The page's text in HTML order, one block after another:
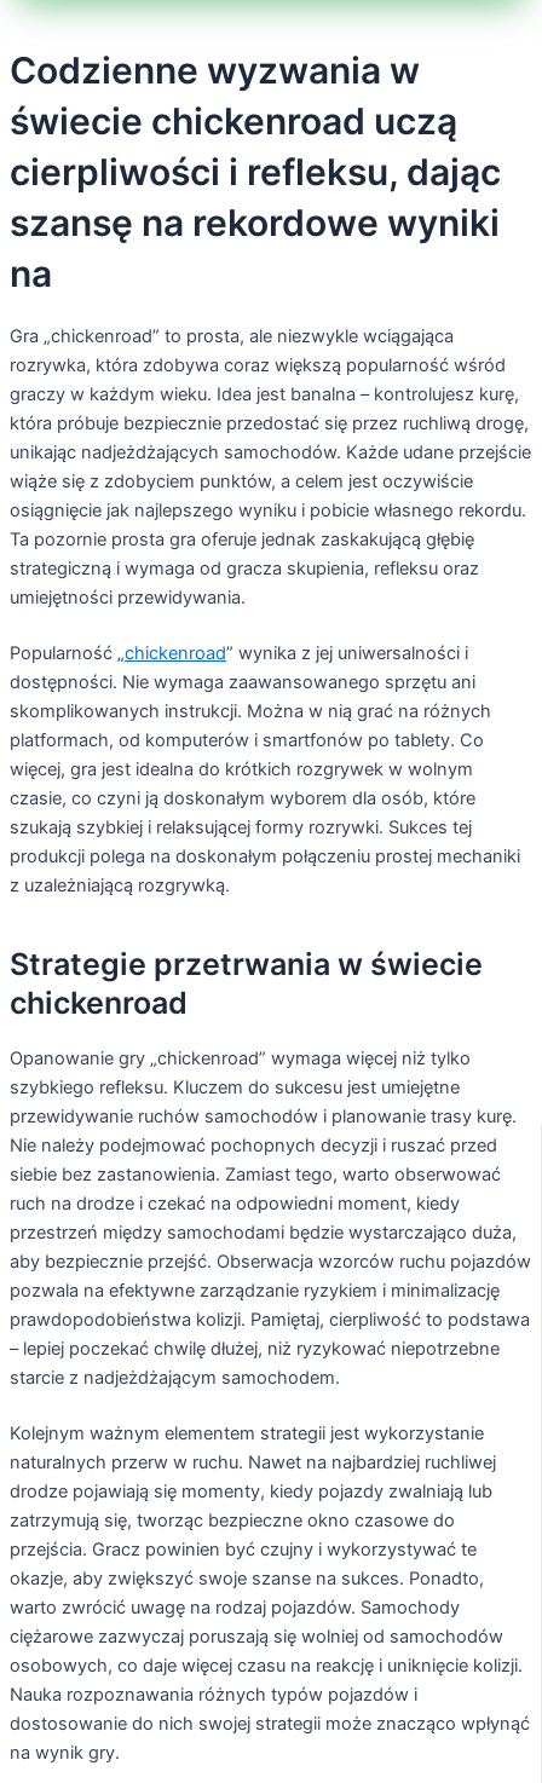
Codzienne wyzwania w
świecie chickenroad uczą
cierpliwości i refleksu, dając
szansę na rekordowe wyniki
na
Gra „chickenroad” to prosta, ale niezwykle wciągająca
rozrywka, która zdobywa coraz większą popularność wśród
graczy w każdym wieku. Idea jest banalna – kontrolujesz kurę,
która próbuje bezpiecznie przedostać się przez ruchliwą drogę,
unikając nadjeżdżających samochodów. Każde udane przejście
wiąże się z zdobyciem punktów, a celem jest oczywiście
osiągnięcie jak najlepszego wyniku i pobicie własnego rekordu.
Ta pozornie prosta gra oferuje jednak zaskakującą głębię
strategiczną i wymaga od gracza skupienia, refleksu oraz
umiejętności przewidywania.
Popularność „chickenroad” wynika z jej uniwersalności i
dostępności. Nie wymaga zaawansowanego sprzętu ani
skomplikowanych instrukcji. Można w nią grać na różnych
platformach, od komputerów i smartfonów po tablety. Co
więcej, gra jest idealna do krótkich rozgrywek w wolnym
czasie, co czyni ją doskonałym wyborem dla osób, które
szukają szybkiej i relaksującej formy rozrywki. Sukces tej
produkcji polega na doskonałym połączeniu prostej mechaniki
z uzależniającą rozgrywką.
Strategie przetrwania w świecie
chickenroad
Opanowanie gry „chickenroad” wymaga więcej niż tylko
szybkiego refleksu. Kluczem do sukcesu jest umiejętne
przewidywanie ruchów samochodów i planowanie trasy kurę.
Nie należy podejmować pochopnych decyzji i ruszać przed
siebie bez zastanowienia. Zamiast tego, warto obserwować
ruch na drodze i czekać na odpowiedni moment, kiedy
przestrzeń między samochodami będzie wystarczająco duża,
aby bezpiecznie przejść. Obserwacja wzorców ruchu pojazdów
pozwala na efektywne zarządzanie ryzykiem i minimalizację
prawdopodobieństwa kolizji. Pamiętaj, cierpliwość to podstawa
– lepiej poczekać chwilę dłużej, niż ryzykować niepotrzebne
starcie z nadjeżdżającym samochodem.
Kolejnym ważnym elementem strategii jest wykorzystanie
naturalnych przerw w ruchu. Nawet na najbardziej ruchliwej
drodze pojawiają się momenty, kiedy pojazdy zwalniają lub
zatrzymują się, tworząc bezpieczne okno czasowe do
przejścia. Gracz powinien być czujny i wykorzystywać te
okazje, aby zwiększyć swoje szanse na sukces. Ponadto,
warto zwrócić uwagę na rodzaj pojazdów. Samochody
ciężarowe zazwyczaj poruszają się wolniej od samochodów
osobowych, co daje więcej czasu na reakcję i uniknięcie kolizji.
Nauka rozpoznawania różnych typów pojazdów i
dostosowanie do nich swojej strategii może znacząco wpłynąć
na wynik gry.